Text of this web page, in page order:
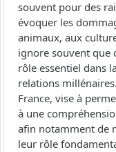
souvent pour des
évoquer les
animaux, aux
ignore souvent que
rôle essentiel dans
relations
France, vise à
à une
afin notamment de
leur rôle